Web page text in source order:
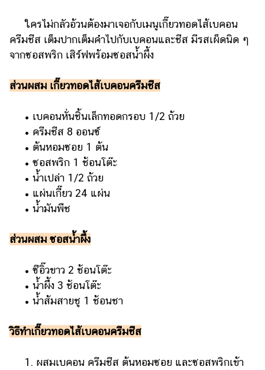
ใครไม่กลัวอ้วนต้องมาเจอกับเมนูเกี๊ยวทอดไส้เบคอน
ครีมชีส เต็มปากเต็มคำไปกับเบคอนและชีส มีรสเผ็ดนิด ๆ
จากซอสพริก เสิร์ฟพร้อมซอสน้ำผึ้ง
ส่วนผสม เกี๊ยวทอดไส้เบคอนครีมชีส
• เบคอนหั่นชิ้นเล็กทอดกรอบ 1/2 ถ้วย
• ครีมชีส 8 ออนซ์
• ต้นหอมซอย 1 ต้น
• ซอสพริก 1 ช้อนโต๊ะ
• น้ำเปล่า 1/2 ถ้วย
• แผ่นเกี๊่ยว 24 แผ่น
• น้ำมันพืช
ส่วนผสม ซอสน้ำผึ้ง
• ซีอิ๊วขาว 2 ช้อนโต๊ะ
• น้ำผึ้ง 3 ช้อนโต๊ะ
• น้ำส้มสายชู 1 ช้อนชา
วิธีทำเกี๊ยวทอดไส้เบคอนครีมชีส
1. ผสมเบคอน ครีมชีส ต้นหอมซอย และซอสพริกเข้า